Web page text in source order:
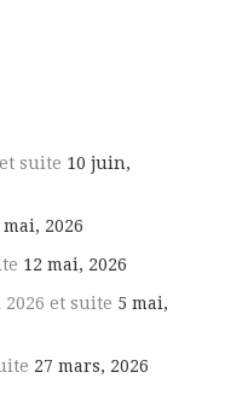
suite 10 juin,
mai, 2026
12 mai, 2026
et suite 5 mai,
27 mars, 2026